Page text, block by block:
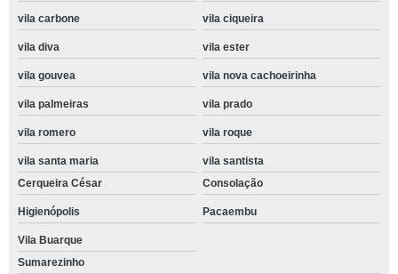
vila carbone vila ciqueira
vila diva vila ester
vila gouvea vila nova cachoeirinha
vila palmeiras vila prado
vila romero vila roque
vila santa maria
vila santista
Cerqueira César
Consolação
Higienópolis Pacaembu
Vila Buarque
Sumarezinho